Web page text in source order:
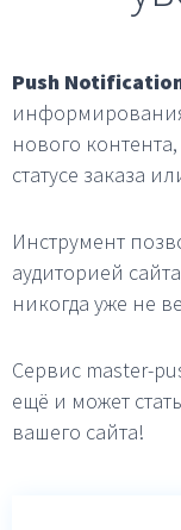
Push
нового
статусе заказа
Инструмент
аудиторией
никогда уже не
Сервис master-
ещё и может
вашего сайта!